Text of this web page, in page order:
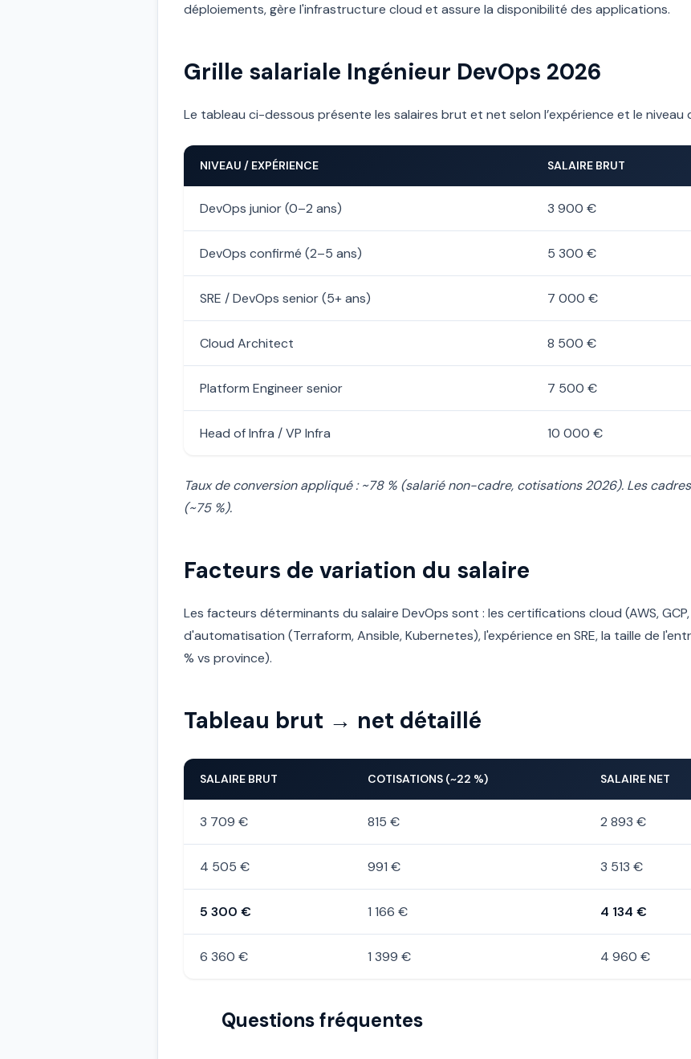
déploiements, gère l'infrastructure cloud et assure la disponibilité des applications.
Grille salariale Ingénieur DevOps 2026
Le tableau ci-dessous présente les salaires brut et net selon l’expérience et le niveau
NIVEAU / EXPÉRIENCE SALAIRE BRUT
DevOps junior (0–2 ans) 3 900 €
DevOps confirmé (2–5 ans) 5 300 €
SRE / DevOps senior (5+ ans) 7 000 €
Cloud Architect 8 500 €
Platform Engineer senior 7 500 €
Head of Infra / VP Infra 10 000 €
Taux de conversion appliqué : ~78 % (salarié non-cadre, cotisations 2026). Les
(~75 %).
Facteurs de variation du salaire
Les facteurs déterminants du salaire DevOps sont : les certifications cloud (AWS,
d'automatisation (Terraform, Ansible, Kubernetes), l'expérience en SRE, la taille de
% vs province).
Tableau brut → net détaillé
SALAIRE BRUT COTISATIONS (~22 %) SALAIRE NET
3 709 € 815 € 2 893 €
4 505 € 991 € 3 513 €
5 300 € 1 166 € 4 134 €
6 360 € 1 399 € 4 960 €
Questions fréquentes